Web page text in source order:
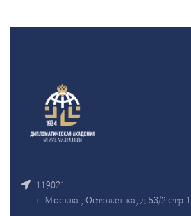
119021
г. Москва , Остоженка, д.53/2 стр.1